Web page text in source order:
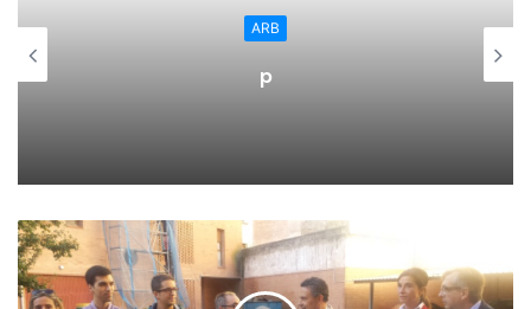
veces a punto estuvo Txomin Barcina de marcar el gol que
hubiera puesto a los rojillos por delante. Sin embargo, ya
con el tiempo cumplido, Matheus marcó de cabeza
certificando la segunda derrota consecutiva del CD
Calahorra.
ARB
p